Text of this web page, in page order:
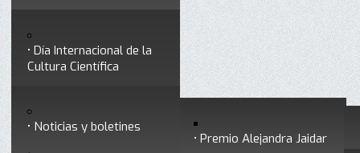
profesionales
Premios a divulgadores Premio Alejandra Jaidar
formar divulgadores
Día Internacional de la
Cultura Científica
Noticias y boletines